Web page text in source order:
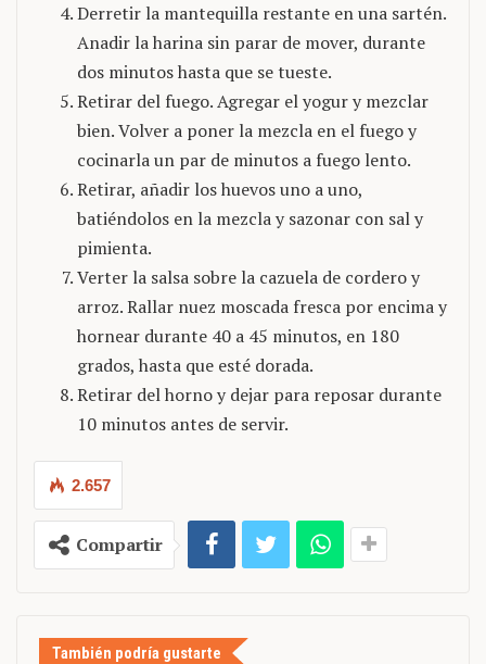
Derretir la mantequilla restante en una sartén.
Anadir la harina sin parar de mover, durante
dos minutos hasta que se tueste.
Retirar del fuego. Agregar el yogur y mezclar
bien. Volver a poner la mezcla en el fuego y
cocinarla un par de minutos a fuego lento.
Retirar, añadir los huevos uno a uno,
batiéndolos en la mezcla y sazonar con sal y
pimienta.
Verter la salsa sobre la cazuela de cordero y
arroz. Rallar nuez moscada fresca por encima y
hornear durante 40 a 45 minutos, en 180
grados, hasta que esté dorada.
Retirar del horno y dejar para reposar durante
10 minutos antes de servir.
2.657
Compartir
También podría gustarte